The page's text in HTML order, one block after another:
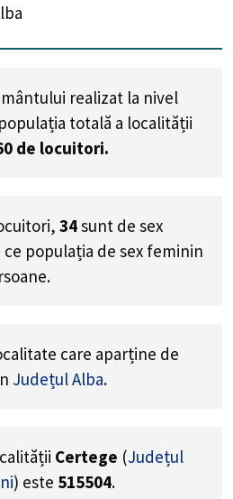
realizat la nivel
totală a localității
de locuitori.
34sunt de sex
populația de sex feminin
care aparține de
Județul Alba.
Certege (Județul
) este 515504.